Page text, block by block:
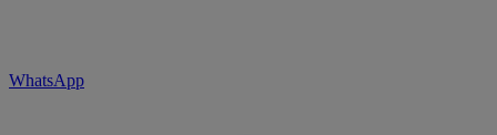
WhatsApp